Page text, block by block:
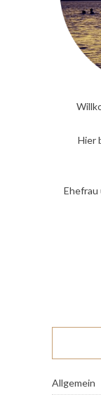
Hier
Ehefrau
Allgemein